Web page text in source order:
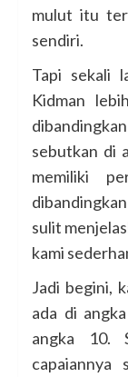
mulut itu
sendiri.
Tapi sekali
Kidman
sebutkan di
memiliki
sulit
kami
Jadi begini,
ada di
angka 10.
capaiannya